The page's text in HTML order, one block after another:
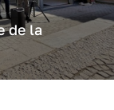
de la